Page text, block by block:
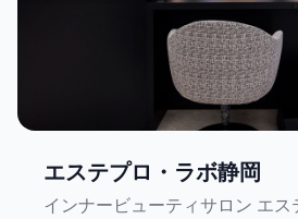
エステプロ・ラボ静岡
インナービューティサロン エ